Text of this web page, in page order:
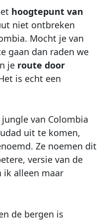
hoogtepunt van
niet ontbreken
Mocht je van
gaan dan raden we
je route door
is echt een
van Colombia
uit te komen,
Ze noemen dit
versie van de
ik alleen maar
de bergen is